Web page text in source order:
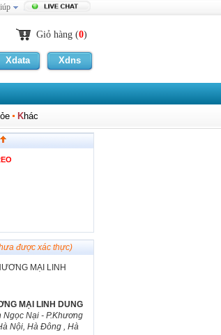
Giỏ hàng (0)
Xdata Xdns
Khác
được xác thực)
MẠI LINH DUNG
Nại - P.Khương
Nội, Hà Đông , Hà